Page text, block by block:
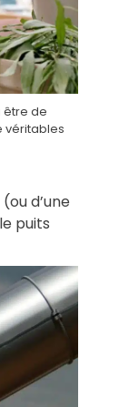
être de
véritables
d’une
puits